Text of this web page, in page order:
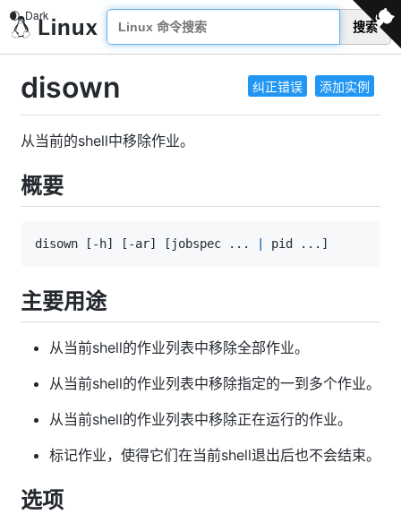
搜索
纠正错误 添加实例
disown
从当前的shell中移除作业。
概要
disown [ -h] [ -ar] [ jobspec .. . pid .. . ]
主要用途
从当前shell的作业列表中移除全部作业。
从当前shell的作业列表中移除指定的一到多个作业。
从当前shell的作业列表中移除正在运行的作业。
标记作业，使得它们在当前shell退出后也不会结束。
选项